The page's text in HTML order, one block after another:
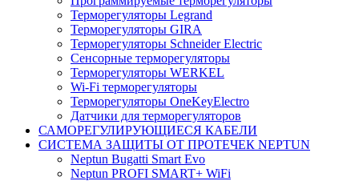
Терморегуляторы Legrand
Терморегуляторы GIRA
Терморегуляторы Schneider Electric
Сенсорные терморегуляторы
Терморегуляторы WERKEL
Wi-Fi терморегуляторы
Терморегуляторы OneKeyElectro
Датчики для терморегуляторов
САМОРЕГУЛИРУЮЩИЕСЯ КАБЕЛИ
СИСТЕМА ЗАЩИТЫ ОТ ПРОТЕЧЕК NEPTUN
Neptun Bugatti Smart Evo
Neptun PROFI SMART+ WiFi